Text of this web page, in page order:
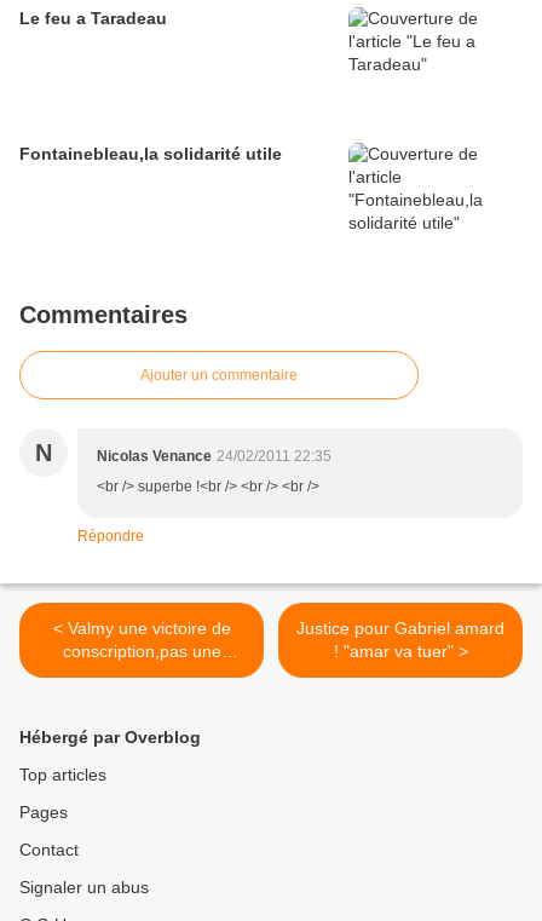
Le feu a Taradeau
Fontainebleau,la solidarité utile
Commentaires
Ajouter un commentaire
N Nicolas Venance 24/02/2011 22:35
<br /> superbe !<br /> <br /> <br />
Répondre
< Valmy une victoire de
conscription,pas une
lacheté de nantis inquiets
Justice pour Gabriel amard
! "amar va tuer" >
Hébergé par Overblog
Top articles
Pages
Contact
Signaler un abus